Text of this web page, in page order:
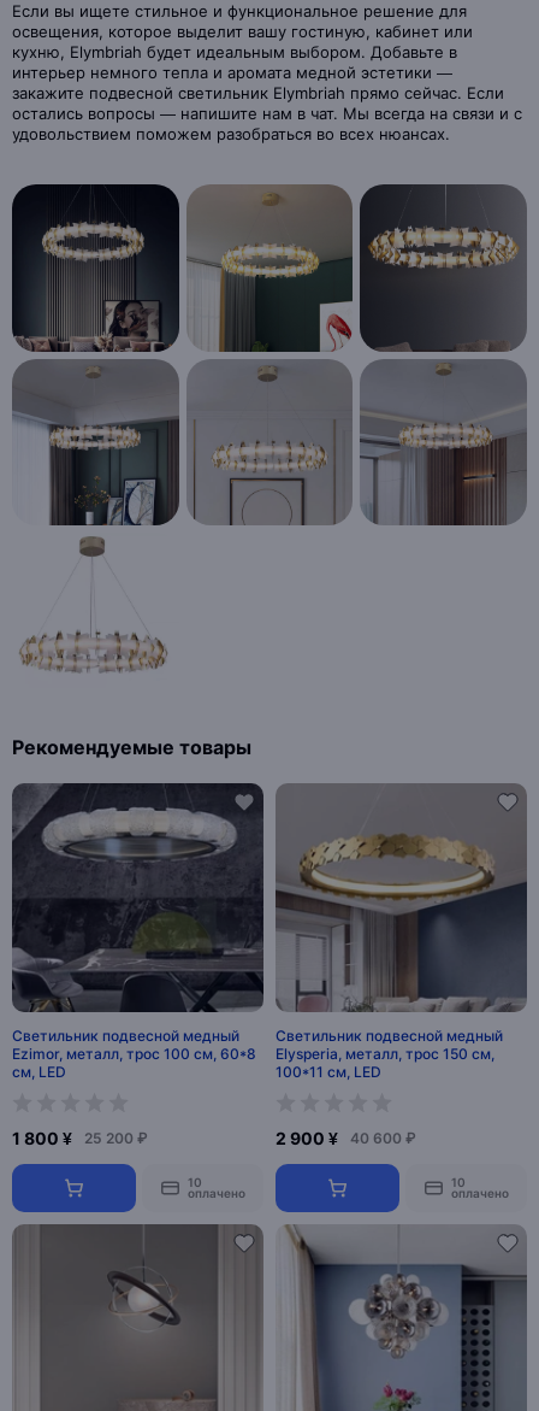
Если вы ищете стильное и функциональное решение для
освещения, которое выделит вашу гостиную, кабинет или
кухню, Elymbriah будет идеальным выбором. Добавьте в
интерьер немного тепла и аромата медной эстетики —
закажите подвесной светильник Elymbriah прямо сейчас. Если
остались вопросы — напишите нам в чат. Мы всегда на связи и с
удовольствием поможем разобраться во всех нюансах.
Рекомендуемые товары
Светильник подвесной медный
Ezimor, металл, трос 100 см, 60*8
см, LED
1 800 ¥ 25 200 ₽
10
оплачено
Светильник подвесной медный
Elysperia, металл, трос 150 см,
100*11 см, LED
2 900 ¥ 40 600 ₽
10
оплачено